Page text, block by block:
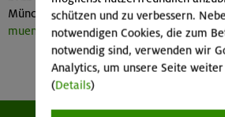
München & Oberland einsehbar und
muenchen-oberland.de/alpinprogramm
schützen und zu verbessern.
notwendigen Cookies, die zum
notwendig sind, verwenden wir
Analytics, um unsere Seite
(Details)